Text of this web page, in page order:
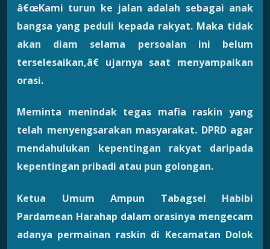
â€œKami turun ke jalan adalah sebagai anak
bangsa yang peduli kepada rakyat. Maka tidak
akan diam selama persoalan ini belum
terselesaikan,â€ ujarnya saat menyampaikan
orasi.
Meminta menindak tegas mafia raskin yang
telah menyengsarakan masyarakat. DPRD agar
mendahulukan kepentingan rakyat daripada
kepentingan pribadi atau pun golongan.
Ketua Umum Ampun Tabagsel Habibi
Pardamean Harahap dalam orasinya mengecam
adanya permainan raskin di Kecamatan Dolok